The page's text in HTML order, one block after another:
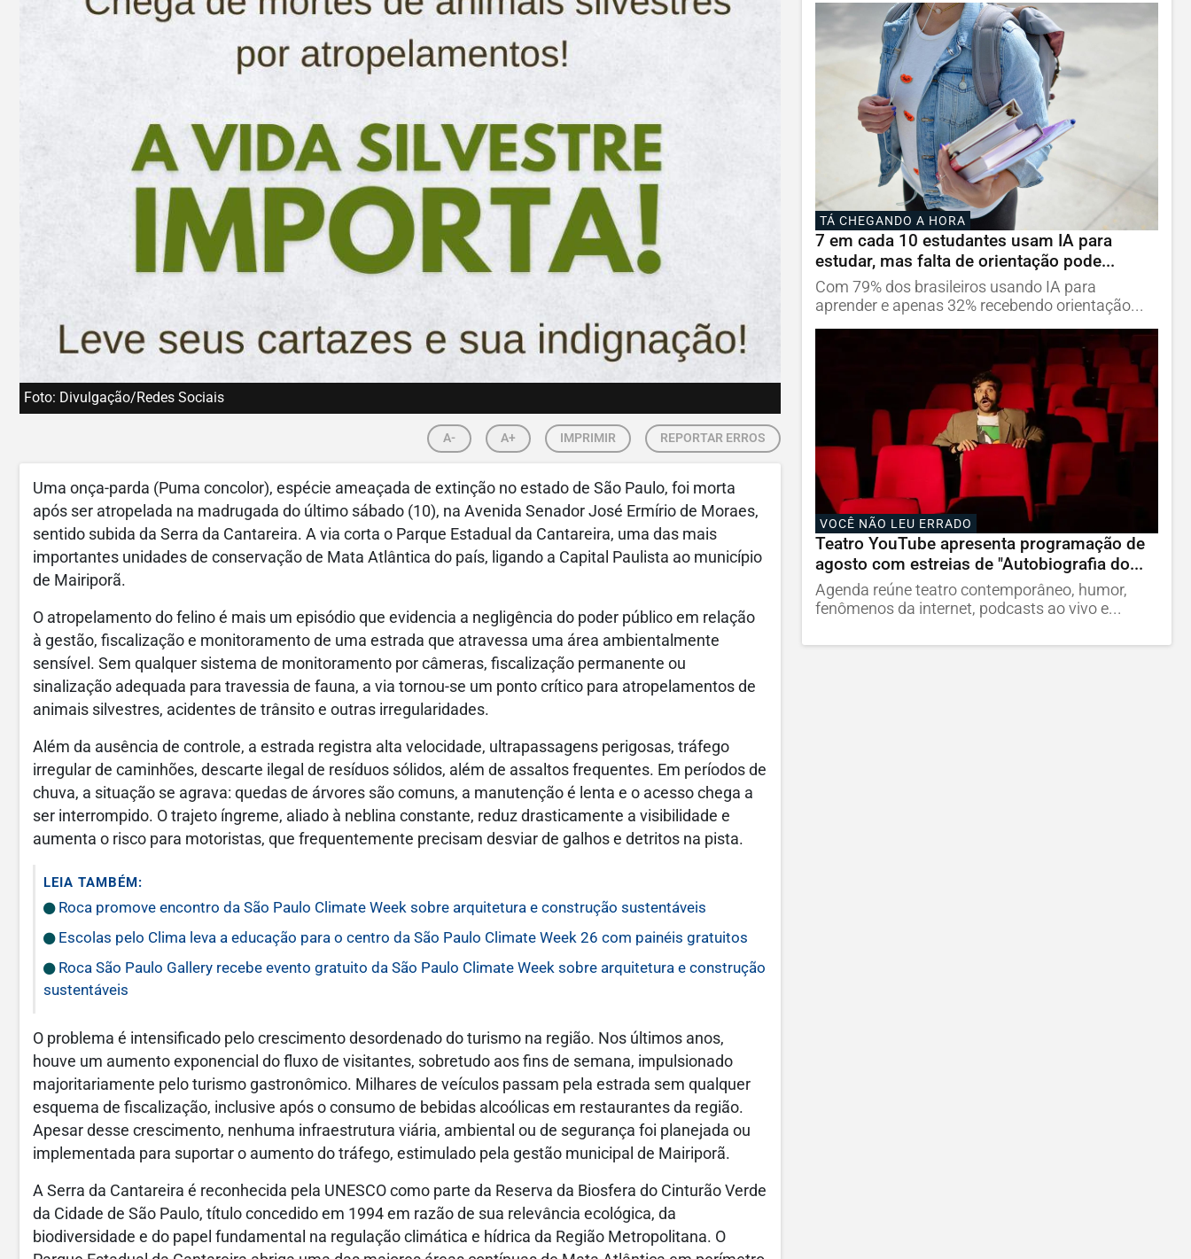
Foto: Divulgação/Redes Sociais
A- A+ IMPRIMIR REPORTAR ERROS
Uma onça-parda (Puma concolor), espécie ameaçada de extinção no estado de São Paulo, foi morta
após ser atropelada na madrugada do último sábado (10), na Avenida Senador José Ermírio de Moraes,
sentido subida da Serra da Cantareira. A via corta o Parque Estadual da Cantareira, uma das mais
importantes unidades de conservação de Mata Atlântica do país, ligando a Capital Paulista ao município
de Mairiporã.
O atropelamento do felino é mais um episódio que evidencia a negligência do poder público em relação
à gestão, fiscalização e monitoramento de uma estrada que atravessa uma área ambientalmente
sensível. Sem qualquer sistema de monitoramento por câmeras, fiscalização permanente ou
sinalização adequada para travessia de fauna, a via tornou-se um ponto crítico para atropelamentos de
animais silvestres, acidentes de trânsito e outras irregularidades.
Além da ausência de controle, a estrada registra alta velocidade, ultrapassagens perigosas, tráfego
irregular de caminhões, descarte ilegal de resíduos sólidos, além de assaltos frequentes. Em períodos de
chuva, a situação se agrava: quedas de árvores são comuns, a manutenção é lenta e o acesso chega a
ser interrompido. O trajeto íngreme, aliado à neblina constante, reduz drasticamente a visibilidade e
aumenta o risco para motoristas, que frequentemente precisam desviar de galhos e detritos na pista.
LEIA TAMBÉM:
Roca promove encontro da São Paulo Climate Week sobre arquitetura e construção sustentáveis
Escolas pelo Clima leva a educação para o centro da São Paulo Climate Week 26 com painéis gratuitos
Roca São Paulo Gallery recebe evento gratuito da São Paulo Climate Week sobre arquitetura e construção
sustentáveis
O problema é intensificado pelo crescimento desordenado do turismo na região. Nos últimos anos,
houve um aumento exponencial do fluxo de visitantes, sobretudo aos fins de semana, impulsionado
majoritariamente pelo turismo gastronômico. Milhares de veículos passam pela estrada sem qualquer
esquema de fiscalização, inclusive após o consumo de bebidas alcoólicas em restaurantes da região.
Apesar desse crescimento, nenhuma infraestrutura viária, ambiental ou de segurança foi planejada ou
implementada para suportar o aumento do tráfego, estimulado pela gestão municipal de Mairiporã.
A Serra da Cantareira é reconhecida pela UNESCO como parte da Reserva da Biosfera do Cinturão Verde
da Cidade de São Paulo, título concedido em 1994 em razão de sua relevância ecológica, da
biodiversidade e do papel fundamental na regulação climática e hídrica da Região Metropolitana. O
TÁ CHEGANDO A HORA
7 em cada 10 estudantes usam IA para
estudar, mas falta de orientação pode...
Com 79% dos brasileiros usando IA para
aprender e apenas 32% recebendo orientação...
VOCÊ NÃO LEU ERRADO
Teatro YouTube apresenta programação de
agosto com estreias de "Autobiografia do...
Agenda reúne teatro contemporâneo, humor,
fenômenos da internet, podcasts ao vivo e...